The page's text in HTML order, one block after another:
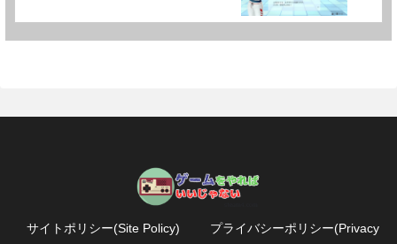
サイトポリシー(Site Policy)
プライバシーポリシー(Privacy